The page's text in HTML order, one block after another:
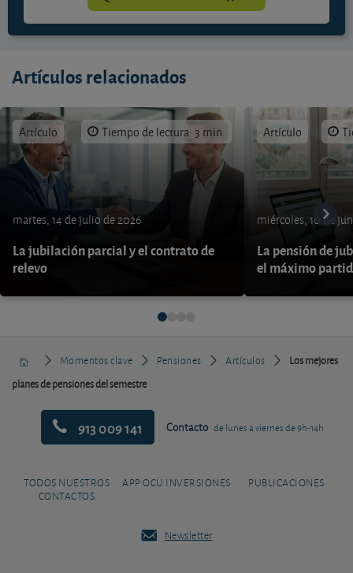
Artículos relacionados
Artículo Tiempo de lectura: 3 min.
martes, 14 de julio de 2026
La jubilación parcial y el contrato de
relevo
Artículo
miércoles, 10 de
La pensión de
el máximo
Momentos clave Pensiones Artículos
Los mejores
planes de pensiones del semestre
913 009 141 Contacto de lunes a viernes de 9h-14h
TODOS NUESTROS
CONTACTOS
APP OCU INVERSIONES PUBLICACIONES
Newsletter